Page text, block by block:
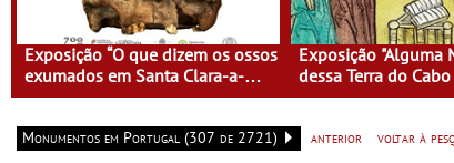
Exposição “O que dizem os ossos
exumados em Santa Clara-a-
Velha”
Exposição "Alguma
dessa Terra do
Monumentos em Portugal (307 de 2721) anterior voltar à